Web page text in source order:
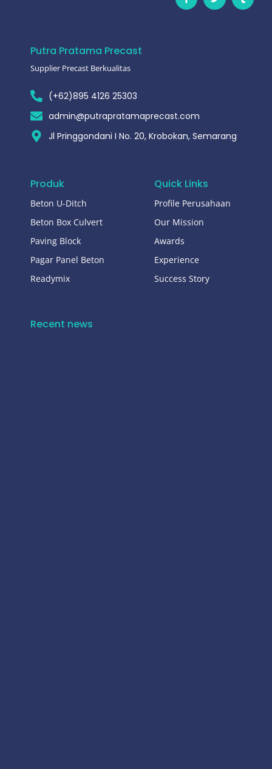
Putra Pratama Precast
Supplier Precast Berkualitas
(+62)895 4126 25303
admin@putrapratamaprecast.com
Jl Pringgondani I No. 20, Krobokan, Semarang
Produk
Beton U-Ditch
Beton Box Culvert
Paving Block
Pagar Panel Beton
Readymix
Quick Links
Profile Perusahaan
Our Mission
Awards
Experience
Success Story
Recent news